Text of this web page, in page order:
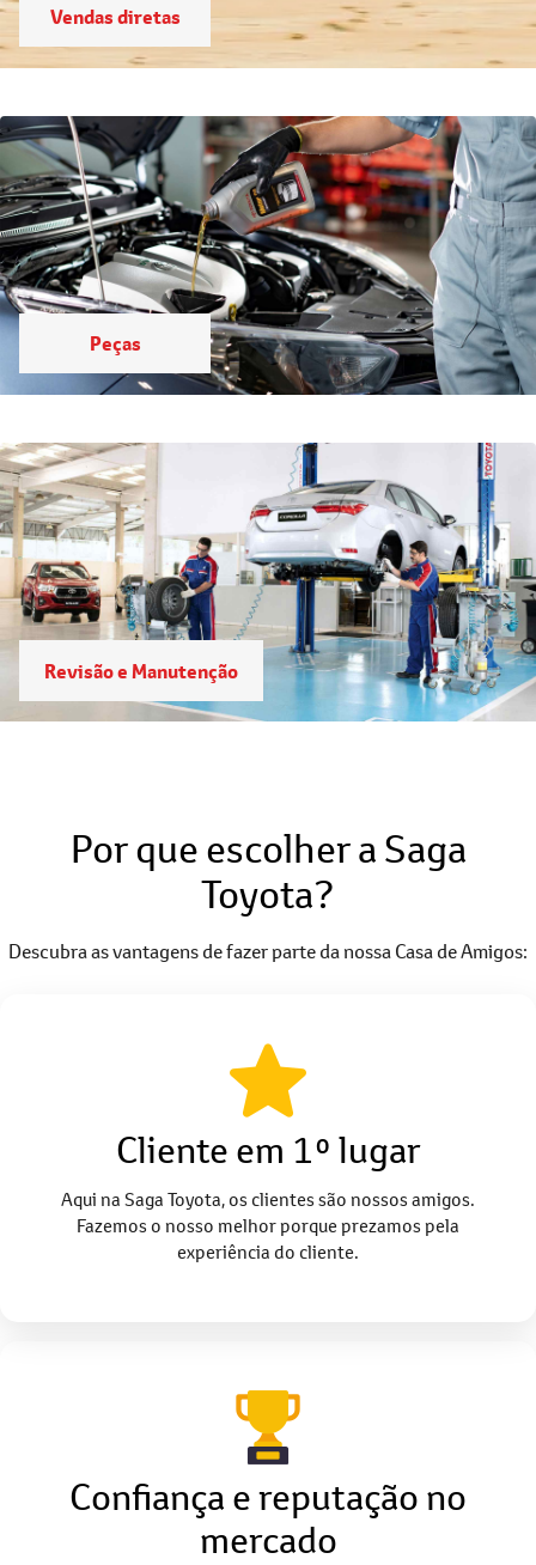
Vendas diretas
Peças
Revisão e Manutenção
Por que escolher a Saga
Toyota?
Descubra as vantagens de fazer parte da nossa Casa de Amigos:
Cliente em 1º lugar
Aqui na Saga Toyota, os clientes são nossos amigos.
Fazemos o nosso melhor porque prezamos pela
experiência do cliente.
Confiança e reputação no
mercado